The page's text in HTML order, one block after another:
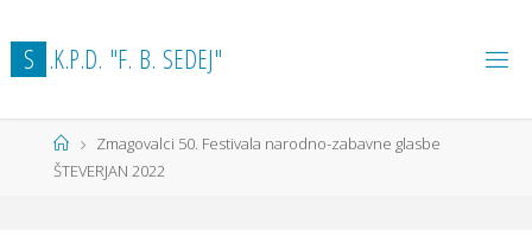
to
content
S .K.P.D. "F. B. SEDEJ"
HomeZmagovalci 50. Festivala narodno-zabavne glasbe
ŠTEVERJAN 2022